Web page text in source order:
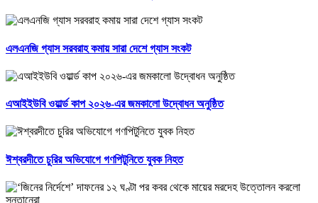
এলএনজি গ্যাস সরবরাহ কমায় সারা দেশে গ্যাস সংকট
এআইইউবি ওয়ার্ল্ড কাপ ২০২৬-এর জমকালো উদ্বোধন অনুষ্ঠিত
ঈশ্বরদীতে চুরির অভিযোগে গণপিটুনিতে যুবক নিহত